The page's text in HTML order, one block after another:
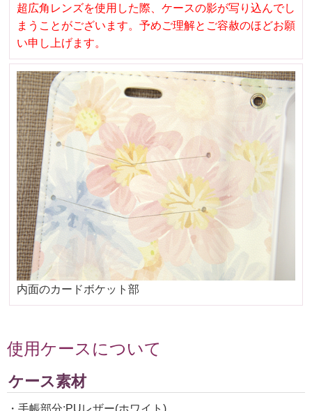
超広角レンズを使用した際、ケースの影が写り込んでし
まうことがございます。予めご理解とご容赦のほどお願
い申し上げます。
内面のカードボケット部
使用ケースについて
ケース素材
・手帳部分:PUレザー(ホワイト)